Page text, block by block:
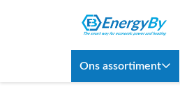
Ons assortiment